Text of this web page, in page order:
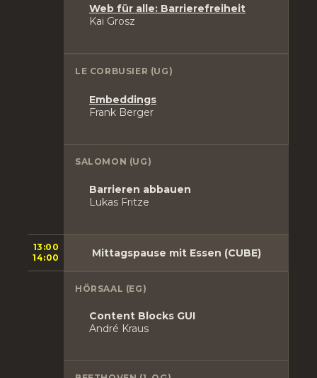
Web für alle: Barrierefreiheit
Kai Grosz
LE CORBUSIER (UG)
Embeddings
Frank Berger
SALOMON (UG)
Barrieren abbauen
Lukas Fritze
13:00
14:00
Mittagspause mit Essen (CUBE)
HÖRSAAL (EG)
Content Blocks GUI
André Kraus